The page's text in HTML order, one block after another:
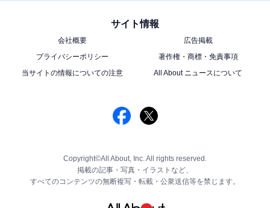
サイト情報
会社概要
広告掲載
プライバシーポリシー
著作権・商標・免責事項
当サイトの情報についての注意
All About ニュースについて
Copyright©All About, Inc. All rights reserved.
掲載の記事・写真・イラストなど、
すべてのコンテンツの無断複写・転載・公衆送信等を禁じます。